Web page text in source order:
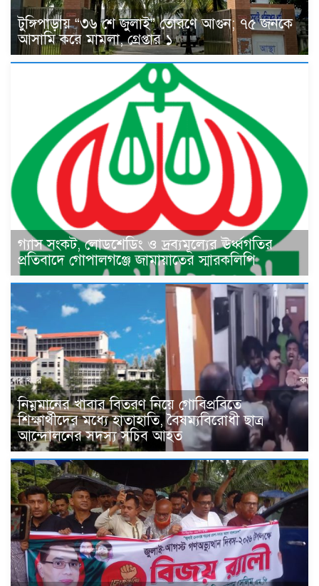
টুঙ্গিপাড়ায় “৩৬ শে জুলাই” তোরণে আগুন; ৭৫ জনকে
আসামি করে মামলা, গ্রেপ্তার ১
গ্যাস সংকট, লোডশেডিং ও দ্রব্যমূল্যের ঊর্ধ্বগতির
প্রতিবাদে গোপালগঞ্জে জামায়াতের স্মারকলিপি
নিম্নমানের খাবার বিতরণ নিয়ে গোবিপ্রবিতে
শিক্ষার্থীদের মধ্যে হাতাহাতি, বৈষম্যবিরোধী ছাত্র
আন্দোলনের সদস্য সচিব আহত